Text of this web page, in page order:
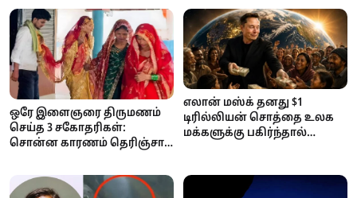
ஒரே இளைஞரை திருமணம்
செய்த 3 சகோதரிகள்:
சொன்ன காரணம் தெரிஞ்சா
எலான் மஸ்க் தனது $1
டிரில்லியன் சொத்தை உலக
மக்களுக்கு பகிர்ந்தால்
வைக்கும் கணக்குகள்!